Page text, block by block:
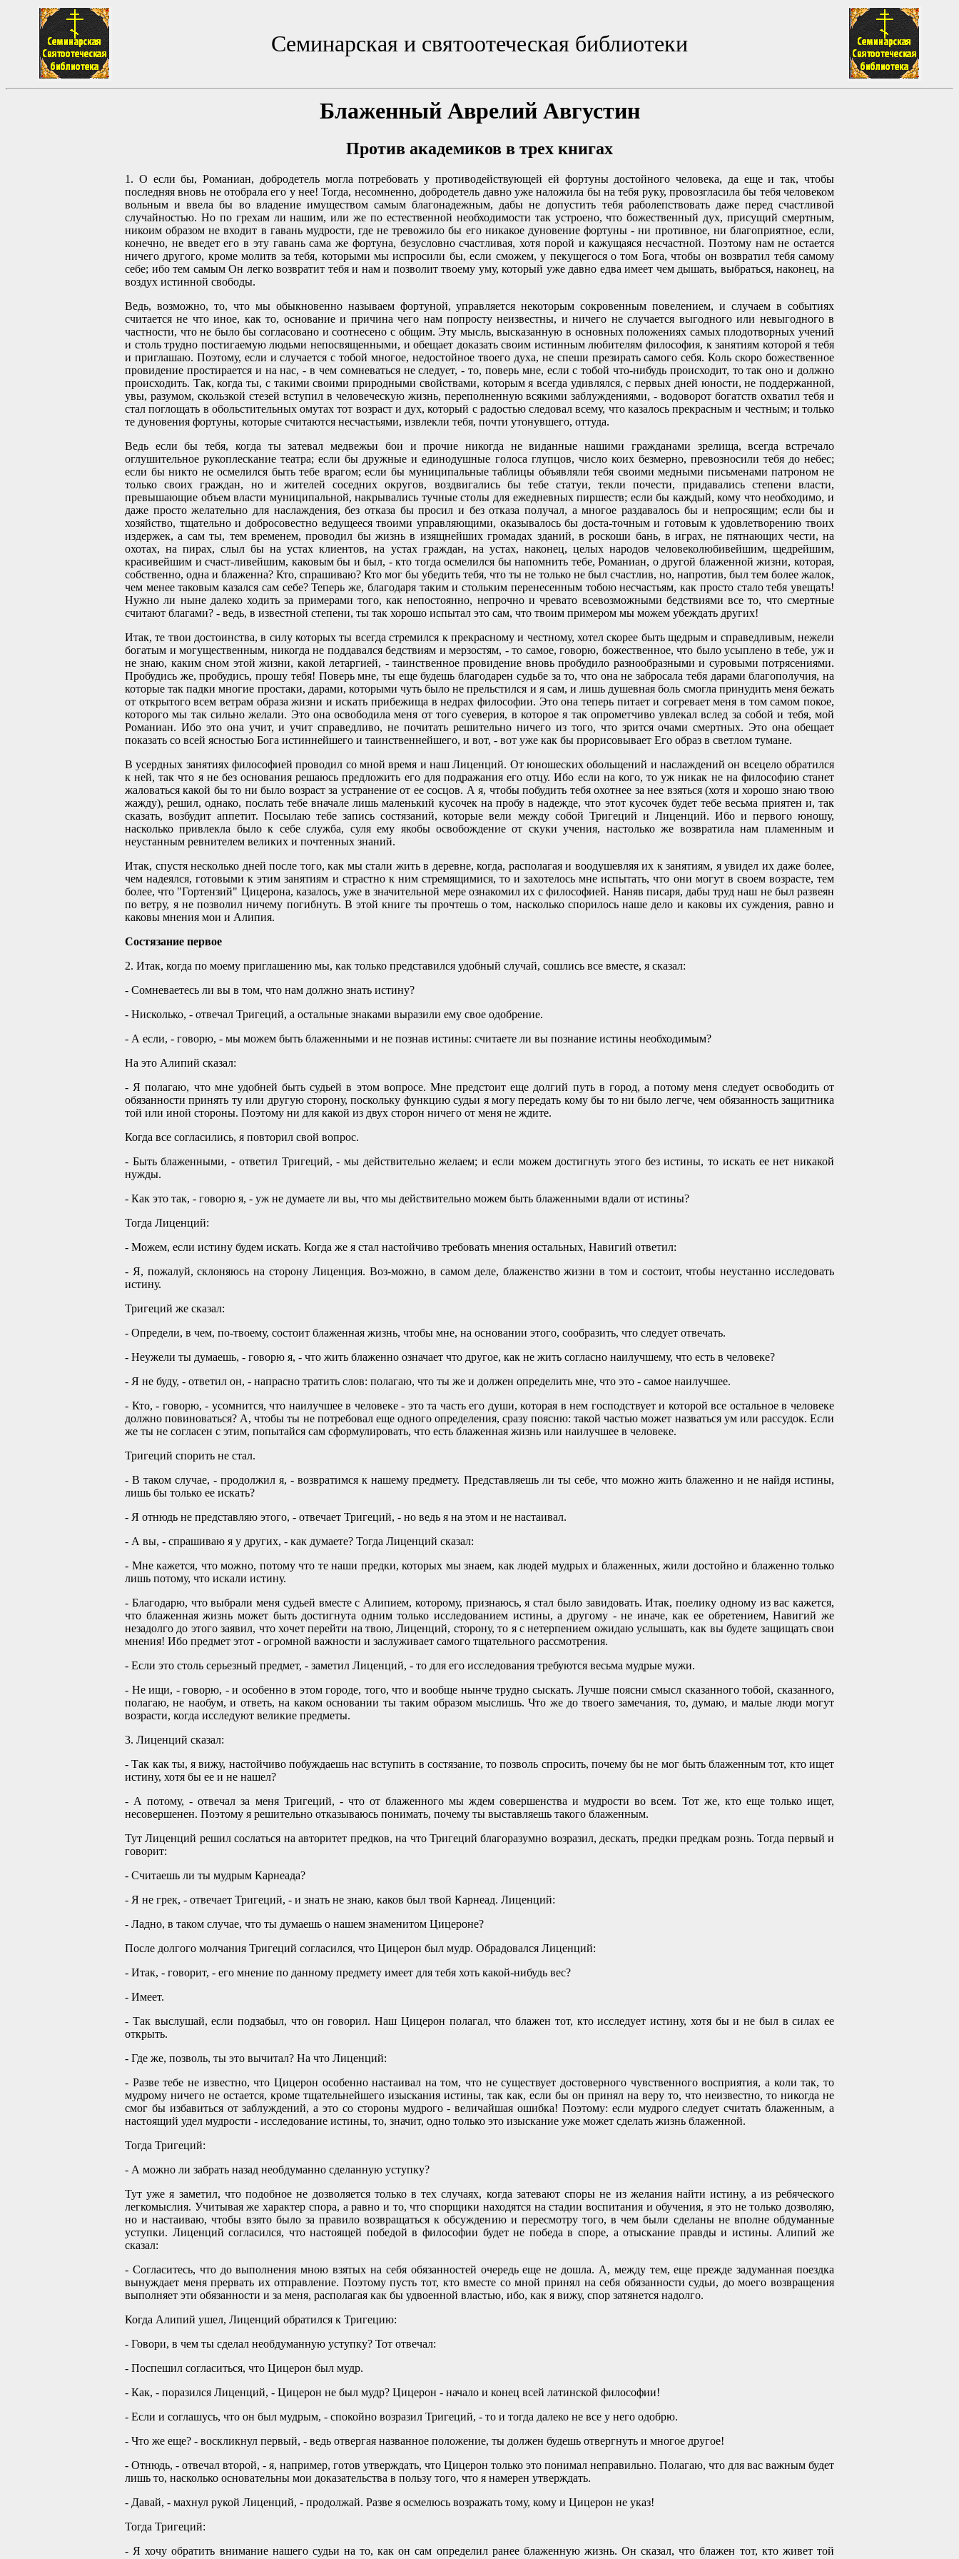
Семинарская и святоотеческая библиотеки
Блажeнный Аврелий Августин
Против академиков в трех книгах
1. О если бы, Романиан, добродетель могла потребовать у противодействующей ей фортуны достойного человека, да еще и так, чтобы
последняя вновь не отобрала его у нее! Тогда, несомненно, добродетель давно уже наложила бы на тебя руку, провозгласила бы тебя человеком
вольным и ввела бы во владение имуществом самым благонадежным, дабы не допустить тебя раболепствовать даже перед счастливой
случайностью. Но по грехам ли нашим, или же по естественной необходимости так устроено, что божественный дух, присущий смертным,
никоим образом не входит в гавань мудрости, где не тревожило бы его никакое дуновение фортуны - ни противное, ни благоприятное, если,
конечно, не введет его в эту гавань сама же фортуна, безусловно счастливая, хотя порой и кажущаяся несчастной. Поэтому нам не остается
ничего другого, кроме молитв за тебя, которыми мы испросили бы, если сможем, у пекущегося о том Бога, чтобы он возвратил тебя самому
себе; ибо тем самым Он легко возвратит тебя и нам и позволит твоему уму, который уже давно едва имеет чем дышать, выбраться, наконец, на
воздух истинной свободы.
Ведь, возможно, то, что мы обыкновенно называем фортуной, управляется некоторым сокровенным повелением, и случаем в событиях
считается не что иное, как то, основание и причина чего нам попросту неизвестны, и ничего не случается выгодного или невыгодного в
частности, что не было бы согласовано и соотнесено с общим. Эту мысль, высказанную в основных положениях самых плодотворных учений
и столь трудно постигаемую людьми непосвященными, и обещает доказать своим истинным любителям философия, к занятиям которой я тебя
и приглашаю. Поэтому, если и случается с тобой многое, недостойное твоего духа, не спеши презирать самого себя. Коль скоро божественное
провидение простирается и на нас, - в чем сомневаться не следует, - то, поверь мне, если с тобой что-нибудь происходит, то так оно и должно
происходить. Так, когда ты, с такими своими природными свойствами, которым я всегда удивлялся, с первых дней юности, не поддержанной,
увы, разумом, скользкой стезей вступил в человеческую жизнь, переполненную всякими заблуждениями, - водоворот богатств охватил тебя и
стал поглощать в обольстительных омутах тот возраст и дух, который с радостью следовал всему, что казалось прекрасным и честным; и только
те дуновения фортуны, которые считаются несчастьями, извлекли тебя, почти утонувшего, оттуда.
Ведь если бы тебя, когда ты затевал медвежьи бои и прочие никогда не виданные нашими гражданами зрелища, всегда встречало
оглушительное рукоплескание театра; если бы дружные и единодушные голоса глупцов, число коих безмерно, превозносили тебя до небес;
если бы никто не осмелился быть тебе врагом; если бы муниципальные таблицы объявляли тебя своими медными письменами патроном не
только своих граждан, но и жителей соседних округов, воздвигались бы тебе статуи, текли почести, придавались степени власти,
превышающие объем власти муниципальной, накрывались тучные столы для ежедневных пиршеств; если бы каждый, кому что необходимо, и
даже просто желательно для наслаждения, без отказа бы просил и без отказа получал, а многое раздавалось бы и непросящим; если бы и
хозяйство, тщательно и добросовестно ведущееся твоими управляющими, оказывалось бы доста-точным и готовым к удовлетворению твоих
издержек, а сам ты, тем временем, проводил бы жизнь в изящнейших громадах зданий, в роскоши бань, в играх, не пятнающих чести, на
охотах, на пирах, слыл бы на устах клиентов, на устах граждан, на устах, наконец, целых народов человеколюбивейшим, щедрейшим,
красивейшим и счаст-ливейшим, каковым бы и был, - кто тогда осмелился бы напомнить тебе, Романиан, о другой блаженной жизни, которая,
собственно, одна и блаженна? Кто, спрашиваю? Кто мог бы убедить тебя, что ты не только не был счастлив, но, напротив, был тем более жалок,
чем менее таковым казался сам себе? Теперь же, благодаря таким и стольким перенесенным тобою несчастьям, как просто стало тебя увещать!
Нужно ли ныне далеко ходить за примерами того, как непостоянно, непрочно и чревато всевозможными бедствиями все то, что смертные
считают благами? - ведь, в известной степени, ты так хорошо испытал это сам, что твоим примером мы можем убеждать других!
Итак, те твои достоинства, в силу которых ты всегда стремился к прекрасному и честному, хотел скорее быть щедрым и справедливым, нежели
богатым и могущественным, никогда не поддавался бедствиям и мерзостям, - то самое, говорю, божественное, что было усыплено в тебе, уж и
не знаю, каким сном этой жизни, какой летаргией, - таинственное провидение вновь пробудило разнообразными и суровыми потрясениями.
Пробудись же, пробудись, прошу тебя! Поверь мне, ты еще будешь благодарен судьбе за то, что она не забросала тебя дарами благополучия, на
которые так падки многие простаки, дарами, которыми чуть было не прельстился и я сам, и лишь душевная боль смогла принудить меня бежать
от открытого всем ветрам образа жизни и искать прибежища в недрах философии. Это она теперь питает и согревает меня в том самом покое,
которого мы так сильно желали. Это она освободила меня от того суеверия, в которое я так опрометчиво увлекал вслед за собой и тебя, мой
Романиан. Ибо это она учит, и учит справедливо, не почитать решительно ничего из того, что зрится очами смертных. Это она обещает
показать со всей ясностью Бога истиннейшего и таинственнейшего, и вот, - вот уже как бы прорисовывает Его образ в светлом тумане.
В усердных занятиях философией проводил со мной время и наш Лиценций. От юношеских обольщений и наслаждений он всецело обратился
к ней, так что я не без основания решаюсь предложить его для подражания его отцу. Ибо если на кого, то уж никак не на философию станет
жаловаться какой бы то ни было возраст за устранение от ее сосцов. А я, чтобы побудить тебя охотнее за нее взяться (хотя и хорошо знаю твою
жажду), решил, однако, послать тебе вначале лишь маленький кусочек на пробу в надежде, что этот кусочек будет тебе весьма приятен и, так
сказать, возбудит аппетит. Посылаю тебе запись состязаний, которые вели между собой Тригеций и Лиценций. Ибо и первого юношу,
насколько привлекла было к себе служба, суля ему якобы освобождение от скуки учения, настолько же возвратила нам пламенным и
неустанным ревнителем великих и почтенных знаний.
Итак, спустя несколько дней после того, как мы стали жить в деревне, когда, располагая и воодушевляя их к занятиям, я увидел их даже более,
чем надеялся, готовыми к этим занятиям и страстно к ним стремящимися, то и захотелось мне испытать, что они могут в своем возрасте, тем
более, что "Гортензий" Цицерона, казалось, уже в значительной мере ознакомил их с философией. Наняв писаря, дабы труд наш не был развеян
по ветру, я не позволил ничему погибнуть. В этой книге ты прочтешь о том, насколько спорилось наше дело и каковы их суждения, равно и
каковы мнения мои и Алипия.
Состязание первое
2. Итак, когда по моему приглашению мы, как только представился удобный случай, сошлись все вместе, я сказал:
- Сомневаетесь ли вы в том, что нам должно знать истину?
- Нисколько, - отвечал Тригеций, а остальные знаками выразили ему свое одобрение.
- А если, - говорю, - мы можем быть блаженными и не познав истины: считаете ли вы познание истины необходимым?
На это Алипий сказал:
- Я полагаю, что мне удобней быть судьей в этом вопросе. Мне предстоит еще долгий путь в город, а потому меня следует освободить от
обязанности принять ту или другую сторону, поскольку функцию судьи я могу передать кому бы то ни было легче, чем обязанность защитника
той или иной стороны. Поэтому ни для какой из двух сторон ничего от меня не ждите.
Когда все согласились, я повторил свой вопрос.
- Быть блаженными, - ответил Тригеций, - мы действительно желаем; и если можем достигнуть этого без истины, то искать ее нет никакой
нужды.
- Как это так, - говорю я, - уж не думаете ли вы, что мы действительно можем быть блаженными вдали от истины?
Тогда Лиценций:
- Можем, если истину будем искать. Когда же я стал настойчиво требовать мнения остальных, Навигий ответил:
- Я, пожалуй, склоняюсь на сторону Лиценция. Воз-можно, в самом деле, блаженство жизни в том и состоит, чтобы неустанно исследовать
истину.
Тригеций же сказал:
- Определи, в чем, по-твоему, состоит блаженная жизнь, чтобы мне, на основании этого, сообразить, что следует отвечать.
- Неужели ты думаешь, - говорю я, - что жить блаженно означает что другое, как не жить согласно наилучшему, что есть в человеке?
- Я не буду, - ответил он, - напрасно тратить слов: полагаю, что ты же и должен определить мне, что это - самое наилучшее.
- Кто, - говорю, - усомнится, что наилучшее в человеке - это та часть его души, которая в нем господствует и которой все остальное в человеке
должно повиноваться? А, чтобы ты не потребовал еще одного определения, сразу поясню: такой частью может назваться ум или рассудок. Если
же ты не согласен с этим, попытайся сам сформулировать, что есть блаженная жизнь или наилучшее в человеке.
Тригеций спорить не стал.
- В таком случае, - продолжил я, - возвратимся к нашему предмету. Представляешь ли ты себе, что можно жить блаженно и не найдя истины,
лишь бы только ее искать?
- Я отнюдь не представляю этого, - отвечает Тригеций, - но ведь я на этом и не настаивал.
- А вы, - спрашиваю я у других, - как думаете? Тогда Лиценций сказал:
- Мне кажется, что можно, потому что те наши предки, которых мы знаем, как людей мудрых и блаженных, жили достойно и блаженно только
лишь потому, что искали истину.
- Благодарю, что выбрали меня судьей вместе с Алипием, которому, признаюсь, я стал было завидовать. Итак, поелику одному из вас кажется,
что блаженная жизнь может быть достигнута одним только исследованием истины, а другому - не иначе, как ее обретением, Навигий же
незадолго до этого заявил, что хочет перейти на твою, Лиценций, сторону, то я с нетерпением ожидаю услышать, как вы будете защищать свои
мнения! Ибо предмет этот - огромной важности и заслуживает самого тщательного рассмотрения.
- Если это столь серьезный предмет, - заметил Лиценций, - то для его исследования требуются весьма мудрые мужи.
- Не ищи, - говорю, - и особенно в этом городе, того, что и вообще нынче трудно сыскать. Лучше поясни смысл сказанного тобой, сказанного,
полагаю, не наобум, и ответь, на каком основании ты таким образом мыслишь. Что же до твоего замечания, то, думаю, и малые люди могут
возрасти, когда исследуют великие предметы.
3. Лиценций сказал:
- Так как ты, я вижу, настойчиво побуждаешь нас вступить в состязание, то позволь спросить, почему бы не мог быть блаженным тот, кто ищет
истину, хотя бы ее и не нашел?
- А потому, - отвечал за меня Тригеций, - что от блаженного мы ждем совершенства и мудрости во всем. Тот же, кто еще только ищет,
несовершенен. Поэтому я решительно отказываюсь понимать, почему ты выставляешь такого блаженным.
Тут Лиценций решил сослаться на авторитет предков, на что Тригеций благоразумно возразил, дескать, предки предкам рознь. Тогда первый и
говорит:
- Считаешь ли ты мудрым Карнеада?
- Я не грек, - отвечает Тригеций, - и знать не знаю, каков был твой Карнеад. Лиценций:
- Ладно, в таком случае, что ты думаешь о нашем знаменитом Цицероне?
После долгого молчания Тригеций согласился, что Цицерон был мудр. Обрадовался Лиценций:
- Итак, - говорит, - его мнение по данному предмету имеет для тебя хоть какой-нибудь вес?
- Имеет.
- Так выслушай, если подзабыл, что он говорил. Наш Цицерон полагал, что блажен тот, кто исследует истину, хотя бы и не был в силах ее
открыть.
- Где же, позволь, ты это вычитал? На что Лиценций:
- Разве тебе не известно, что Цицерон особенно настаивал на том, что не существует достоверного чувственного восприятия, а коли так, то
мудрому ничего не остается, кроме тщательнейшего изыскания истины, так как, если бы он принял на веру то, что неизвестно, то никогда не
смог бы избавиться от заблуждений, а это со стороны мудрого - величайшая ошибка! Поэтому: если мудрого следует считать блаженным, а
настоящий удел мудрости - исследование истины, то, значит, одно только это изыскание уже может сделать жизнь блаженной.
Тогда Тригеций:
- А можно ли забрать назад необдуманно сделанную уступку?
Тут уже я заметил, что подобное не дозволяется только в тех случаях, когда затевают споры не из желания найти истину, а из ребяческого
легкомыслия. Учитывая же характер спора, а равно и то, что спорщики находятся на стадии воспитания и обучения, я это не только дозволяю,
но и настаиваю, чтобы взято было за правило возвращаться к обсуждению и пересмотру того, в чем были сделаны не вполне обдуманные
уступки. Лиценций согласился, что настоящей победой в философии будет не победа в споре, а отыскание правды и истины. Алипий же
сказал:
- Согласитесь, что до выполнения мною взятых на себя обязанностей очередь еще не дошла. А, между тем, еще прежде задуманная поездка
вынуждает меня прервать их отправление. Поэтому пусть тот, кто вместе со мной принял на себя обязанности судьи, до моего возвращения
выполняет эти обязанности и за меня, располагая как бы удвоенной властью, ибо, как я вижу, спор затянется надолго.
Когда Алипий ушел, Лиценций обратился к Тригецию:
- Говори, в чем ты сделал необдуманную уступку? Тот отвечал:
- Поспешил согласиться, что Цицерон был мудр.
- Как, - поразился Лиценций, - Цицерон не был мудр? Цицерон - начало и конец всей латинской философии!
- Если и соглашусь, что он был мудрым, - спокойно возразил Тригеций, - то и тогда далеко не все у него одобрю.
- Что же еще? - воскликнул первый, - ведь отвергая названное положение, ты должен будешь отвергнуть и многое другое!
- Отнюдь, - отвечал второй, - я, например, готов утверждать, что Цицерон только это понимал неправильно. Полагаю, что для вас важным будет
лишь то, насколько основательны мои доказательства в пользу того, что я намерен утверждать.
- Давай, - махнул рукой Лиценций, - продолжай. Разве я осмелюсь возражать тому, кому и Цицерон не указ!
Тогда Тригеций:
- Я хочу обратить внимание нашего судьи на то, как он сам определил ранее блаженную жизнь. Он сказал, что блажен тот, кто живет той